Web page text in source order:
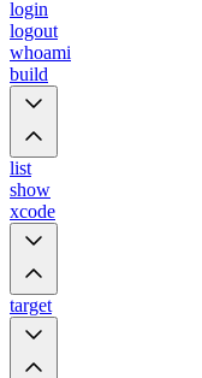
login
logout
whoami
build
list
show
xcode
target